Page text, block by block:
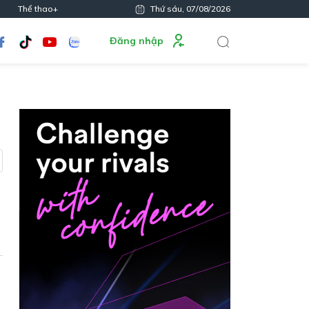
Thể thao+ Thứ sáu, 07/08/2026
Đăng nhập